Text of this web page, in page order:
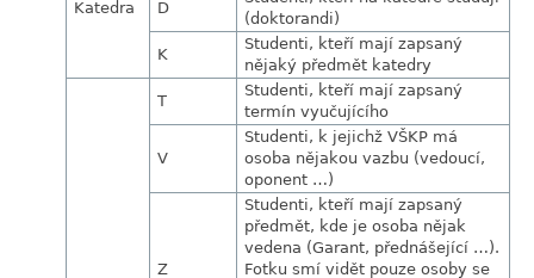
Katedra
D
(doktorandi)
K
Studenti, kteří mají zapsaný
nějaký předmět katedry
T
Studenti, kteří mají zapsaný
termín vyučujícího
V
Studenti, k jejichž VŠKP má
osoba nějakou vazbu (vedoucí,
oponent …)
Z
Studenti, kteří mají zapsaný
předmět, kde je osoba nějak
vedena (Garant, přednášející …).
Fotku smí vidět pouze osoby se